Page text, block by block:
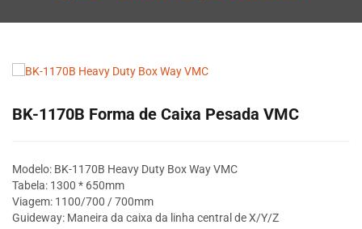
BK-1170B Forma de Caixa Pesada VMC
Modelo: BK-1170B Heavy Duty Box Way VMC
Tabela: 1300 * 650mm
Viagem: 1100/700 / 700mm
Guideway: Maneira da caixa da linha central de X/Y/Z